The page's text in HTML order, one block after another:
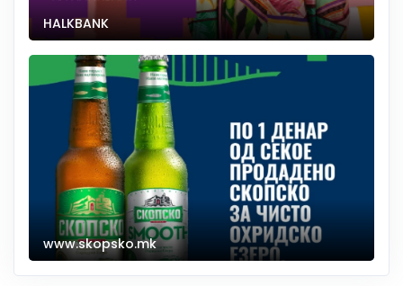
HALKBANK
www.skopsko.mk